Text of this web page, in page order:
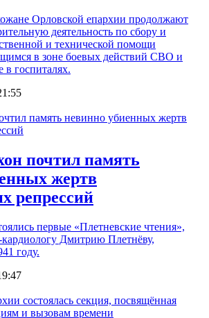
Орловской епархии продолжают
деятельность по сбору и
и технической помощи
в зоне боевых действий СВО и
в госпиталях.
почтил память
жертв
репрессий
первые «Плетневские чтения»,
Дмитрию Плетнёву,
году.